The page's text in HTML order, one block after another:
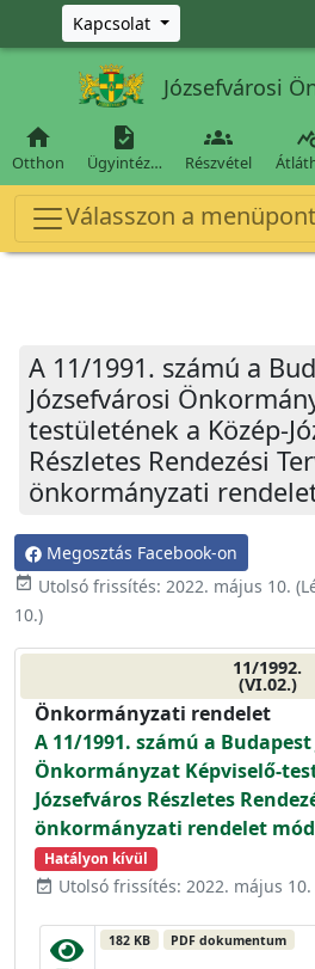
Ugrás a fő tartalomra
Kapcsolat
Józsefvárosi

Otthon

Ügyintéz…

Részvétel
Válasszon a
A 11/1991. számú a
Józsefvárosi
testületének a Közép-
Részletes Rendezési
önkormányzati
Megosztás Facebook-on
event_available Utolsó frissítés: 2022. május 10.
10.)
11/1992.
(VI.02.)
Önkormányzati rendelet
A 11/1991. számú a
Önkormányzat Képviselő-
Józsefváros Részletes
önkormányzati rendelet
Hatályon kívül
event_available Utolsó frissítés: 2022. május 10.
182 KB PDF dokumentum